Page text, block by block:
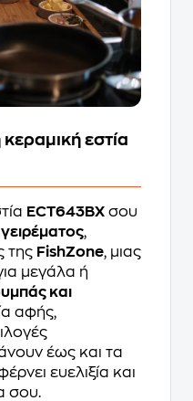
κεραμική εστία
ECT643BX σου
,
της FishZone, μιας
μεγάλα ή
και
αφής,
έως και τα
ευελιξία και
σου.